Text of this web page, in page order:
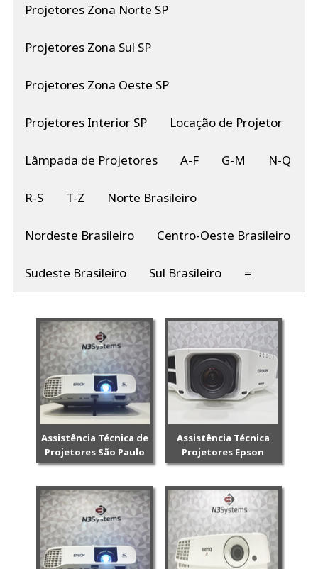
Projetores Zona Norte SP
Projetores Zona Sul SP
Projetores Zona Oeste SP
Projetores Interior SP Locação de Projetor
Lâmpada de Projetores A-F G-M N-Q
R-S T-Z Norte Brasileiro
Nordeste Brasileiro Centro-Oeste Brasileiro
Sudeste Brasileiro Sul Brasileiro =
Assistência Técnica de
Projetores São Paulo
Assistência Técnica
Projetores Epson